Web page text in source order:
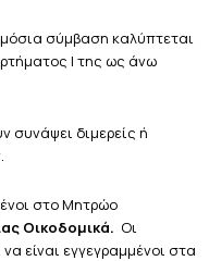
σύμβαση καλύπτεται
I της ως άνω
συνάψει διμερείς ή
στο Μητρώο
Οικοδομικά. Οι
είναι εγγεγραμμένοι στα